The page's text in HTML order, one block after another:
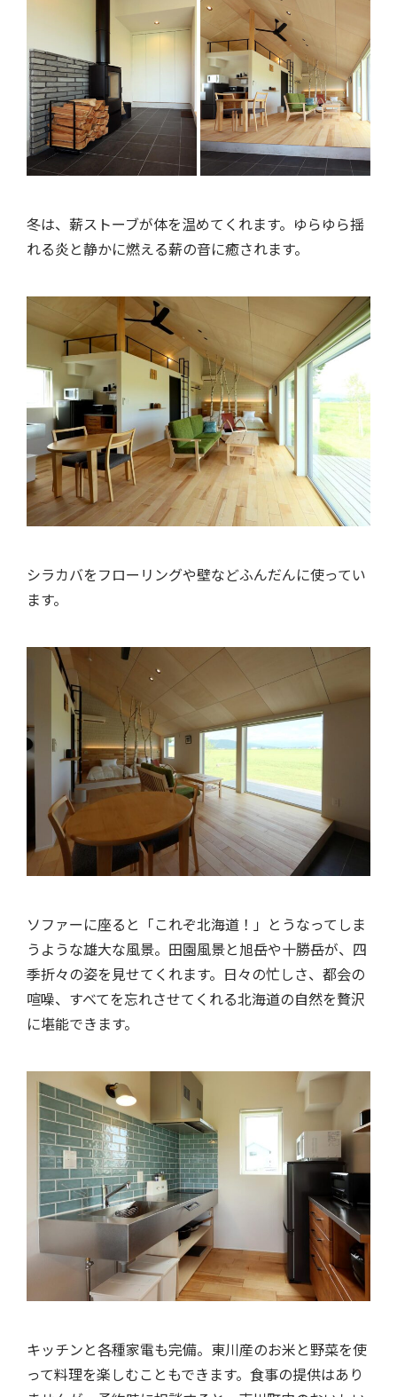
冬は、薪ストーブが体を温めてくれます。ゆらゆら揺
れる炎と静かに燃える薪の音に癒されます。
シラカバをフローリングや壁などふんだんに使ってい
ます。
ソファーに座ると「これぞ北海道！」とうなってしま
うような雄大な風景。田園風景と旭岳や十勝岳が、四
季折々の姿を見せてくれます。日々の忙しさ、都会の
喧噪、すべてを忘れさせてくれる北海道の自然を贅沢
に堪能できます。
キッチンと各種家電も完備。東川産のお米と野菜を使
って料理を楽しむこともできます。食事の提供はあり